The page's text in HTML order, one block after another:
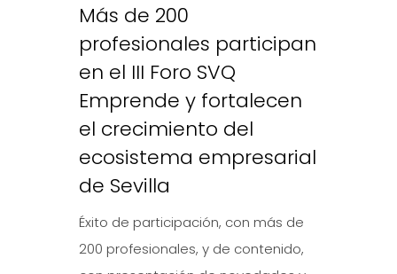
Más de 200
profesionales participan
en el III Foro SVQ
Emprende y fortalecen
el crecimiento del
ecosistema empresarial
de Sevilla
Éxito de participación, con más de
200 profesionales, y de contenido,